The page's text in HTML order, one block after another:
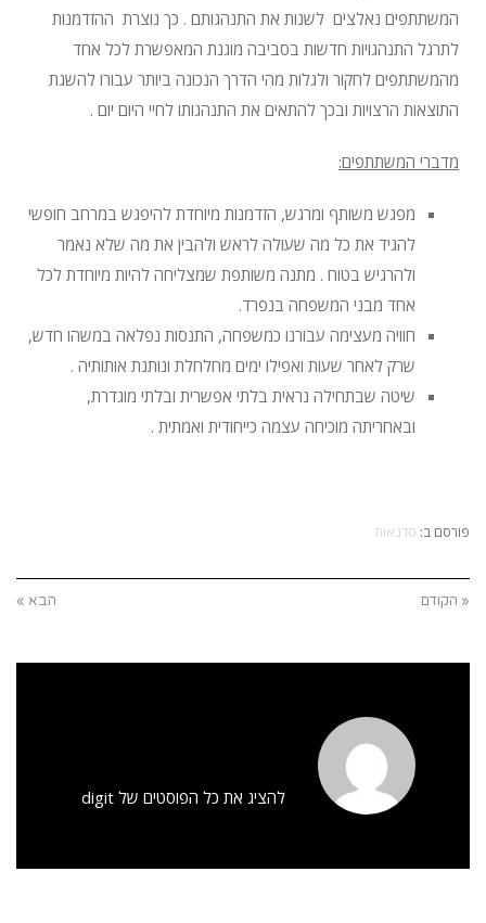
המשתתפים נאלצים לשנות את התנהגותם . כך נוצרת ההזדמנות
לתרגל התנהגויות חדשות בסביבה מוגנת המאפשרת לכל אחד
מהמשתתפים לחקור ולגלות מהי הדרך הנכונה ביותר עבורו להשגת
התוצאות הרצויות ובכך להתאים את התנהגותו לחיי היום יום .
מדברי המשתתפים:
מפגש משותף ומרגש, הזדמנות מיוחדת להיפגש במרחב חופשי
להגיד את כל מה שעולה לראש ולהבין את מה שלא נאמר
ולהרגיש בטוח . מתנה משותפת שמצליחה להיות מיוחדת לכל
אחד מבני המשפחה בנפרד.
חוויה מעצימה עבורנו כמשפחה, התנסות נפלאה במשהו חדש,
שרק לאחר שעות ואפילו ימים מחלחלת ונותנת אותותיה .
שיטה שבתחילה נראית בלתי אפשרית ובלתי מוגדרת,
ובאחריתה מוכיחה עצמה כייחודית ואמתית .
פורסם ב: סדנאות
« הקודם הבא »
להציג את כל הפוסטים של digit